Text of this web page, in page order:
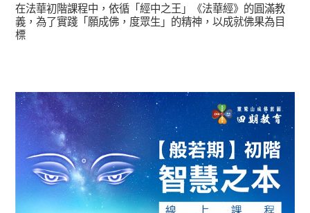
在法華初階課程中，依循「經中之王」《法華經》的圓滿教
義，為了實踐「願成佛，度眾生」的精神，以成就佛果為目
標
最新消息